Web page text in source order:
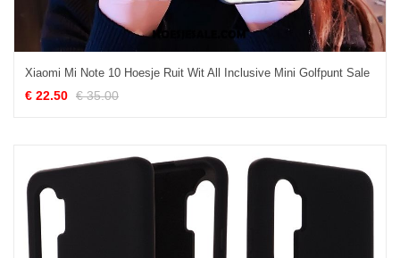
Xiaomi Mi Note 10 Hoesje Ruit Wit All Inclusive Mini Golfpunt Sale
€ 22.50 € 35.00